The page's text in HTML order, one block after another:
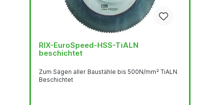
RIX-EuroSpeed-HSS-TiALN
beschichtet
Zum Sägen aller Baustähle bis 500N/mm² TiALN
Beschichtet